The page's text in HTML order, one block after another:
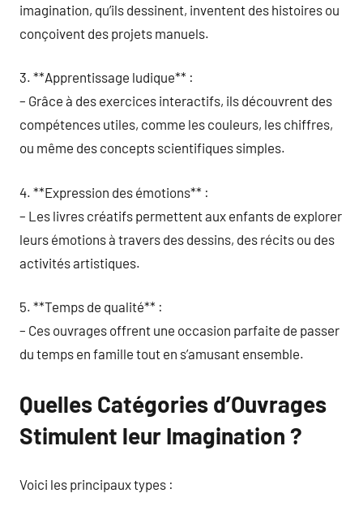
imagination, qu’ils dessinent, inventent des histoires ou
conçoivent des projets manuels.
3. **Apprentissage ludique** :
– Grâce à des exercices interactifs, ils découvrent des
compétences utiles, comme les couleurs, les chiffres,
ou même des concepts scientifiques simples.
4. **Expression des émotions** :
– Les livres créatifs permettent aux enfants de explorer
leurs émotions à travers des dessins, des récits ou des
activités artistiques.
5. **Temps de qualité** :
– Ces ouvrages offrent une occasion parfaite de passer
du temps en famille tout en s’amusant ensemble.
Quelles Catégories d’Ouvrages
Stimulent leur Imagination ?
Voici les principaux types :